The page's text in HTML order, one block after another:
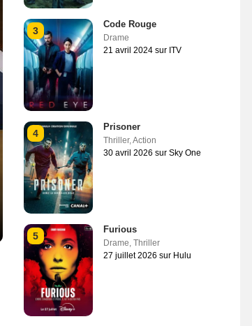
3
Code Rouge
Drame
21 avril 2024 sur ITV
4
Prisoner
Thriller,Action
30 avril 2026 sur Sky One
5
Furious
Drame, Thriller
27 juillet 2026 sur Hulu